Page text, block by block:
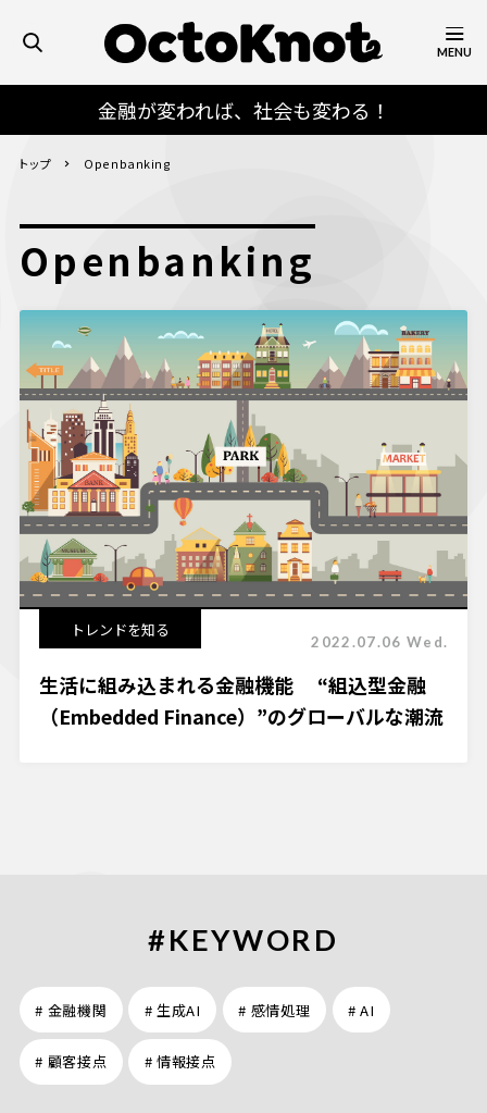
金融が変われば、社会も変わる！
MENU
トップ Openbanking
Openbanking
トレンドを知る
2022.07.06 Wed.
生活に組み込まれる金融機能 “組込型金融
（Embedded Finance）”のグローバルな潮流
#KEYWORD
# 金融機関 # 生成AI # 感情処理 # AI
# 顧客接点 # 情報接点